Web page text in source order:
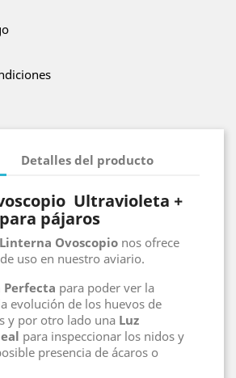
Detalles del producto
Ultravioleta +
pájaros
Ovoscopio nos ofrece
uso en nuestro aviario.
Perfecta para poder ver la
evolución de los huevos de
y por otro lado una Luz
para inspeccionar los nidos y
presencia de ácaros o